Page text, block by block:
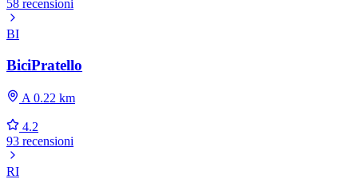
58 recensioni
BI
BiciPratello
A 0.22 km
4.2
93 recensioni
RI